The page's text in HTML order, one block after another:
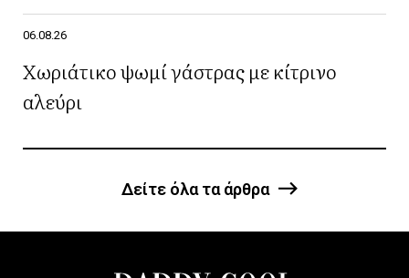
06.08.26
Χωριάτικο ψωμί γάστρας με κίτρινο
αλεύρι
Δείτε όλα τα άρθρα